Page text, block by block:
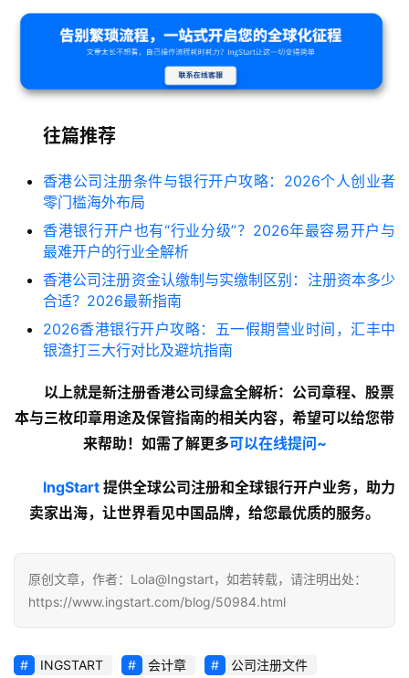
往篇推荐
香港公司注册条件与银行开户攻略：2026个人创业者
零门槛海外布局
香港银行开户也有“行业分级”？2026年最容易开户与
最难开户的行业全解析
香港公司注册资金认缴制与实缴制区别：注册资本多少
合适？2026最新指南
2026香港银行开户攻略：五一假期营业时间，汇丰中
银渣打三大行对比及避坑指南
以上就是新注册香港公司绿盒全解析：公司章程、股票
本与三枚印章用途及保管指南的相关内容，希望可以给您带
来帮助！如需了解更多可以在线提问~
lngStart 提供全球公司注册和全球银行开户业务，助力
卖家出海，让世界看见中国品牌，给您最优质的服务。
原创文章，作者：Lola@Ingstart，如若转载，请注明出处：
https://www.ingstart.com/blog/50984.html
INGSTART 会计章
公司注册文件